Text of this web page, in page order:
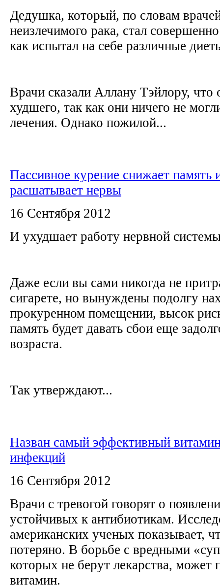
Дедушка, который, по словам
неизлечимого рака, стал
как испытал на себе различные
Врачи сказали Аллану Тэйлору, что
худшего, так как они ничего не
лечения. Однако пожилой...
Пассивное курение снижает память
расшатывает нервы
16 Сентября 2012
И ухудшает работу нервной
Даже если вы сами никогда не
сигарете, но вынуждены подолгу
прокуренном помещении, высок
память будет давать сбои еще
возраста.
Так утверждают...
Назван самый эффективный
инфекций
16 Сентября 2012
Врачи с тревогой говорят о
устойчивых к антибиотикам.
американских ученых показывает,
потеряно. В борьбе с вредными
которых не берут лекарства, может
витамин.